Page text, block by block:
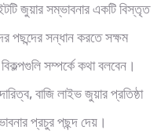
জুয়ার সম্ভাবনার একটি বিস্তৃত
পছন্দের সন্ধান করতে সক্ষম
সম্পর্কে কথা বলবেন।
বাজি লাইভ জুয়ার প্রতিষ্ঠা
প্রচুর পছন্দ দেয়।